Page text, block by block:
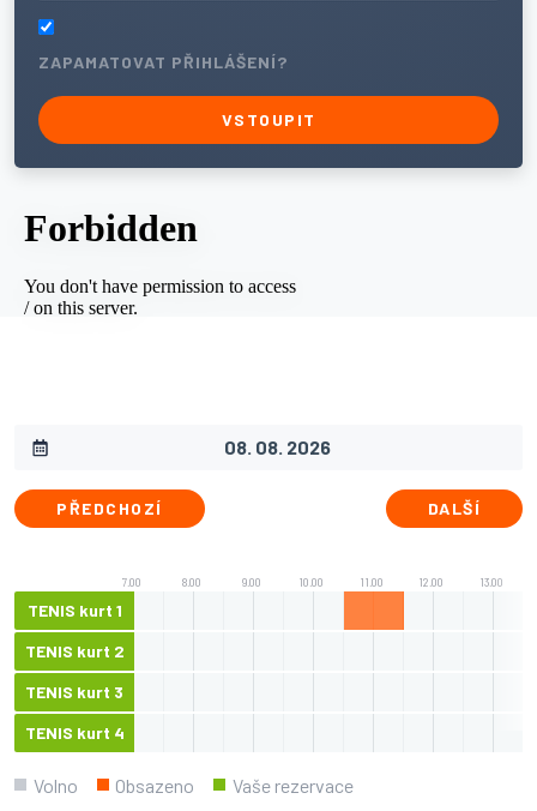
ZAPAMATOVAT PŘIHLÁŠENÍ?
VSTOUPIT
PŘEDCHOZÍ DALŠÍ
7.00 8.00 9.00 10.00 11.00 12.00 13.00
TENIS kurt 1
TENIS kurt 2
TENIS kurt 3
TENIS kurt 4
Volno Obsazeno Vaše rezervace